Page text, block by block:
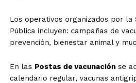
Los operativos organizados por la
Pública incluyen: campañas de
prevención, bienestar animal y
En las Postas de vacunación se
calendario regular, vacunas